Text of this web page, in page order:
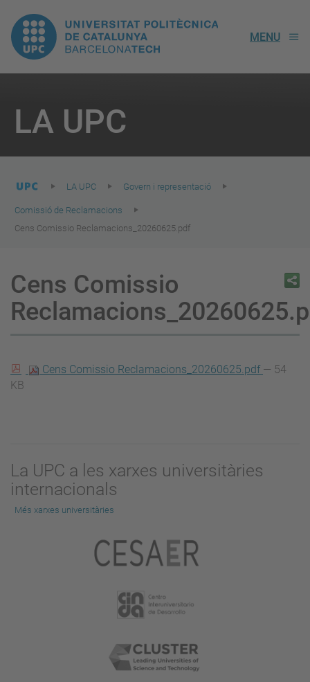
UPC.
Universitat
Politècnica
de
Catalunya
MENU
LA UPC
are
here:
LA UPC Govern i representació
Comissió de Reclamacions
Cens Comissio Reclamacions_20260625.pdf
Cens Comissio
Cens Comissio Reclamacions_20260625.pdf — 54
KB
La UPC a les xarxes universitàries
internacionals
Més xarxes universitàries